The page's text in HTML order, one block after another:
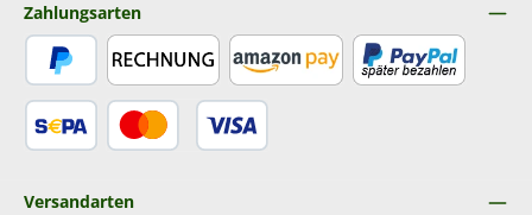
Zahlungsarten
Versandarten